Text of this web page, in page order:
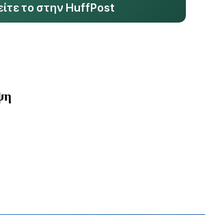
το στην HuffPost